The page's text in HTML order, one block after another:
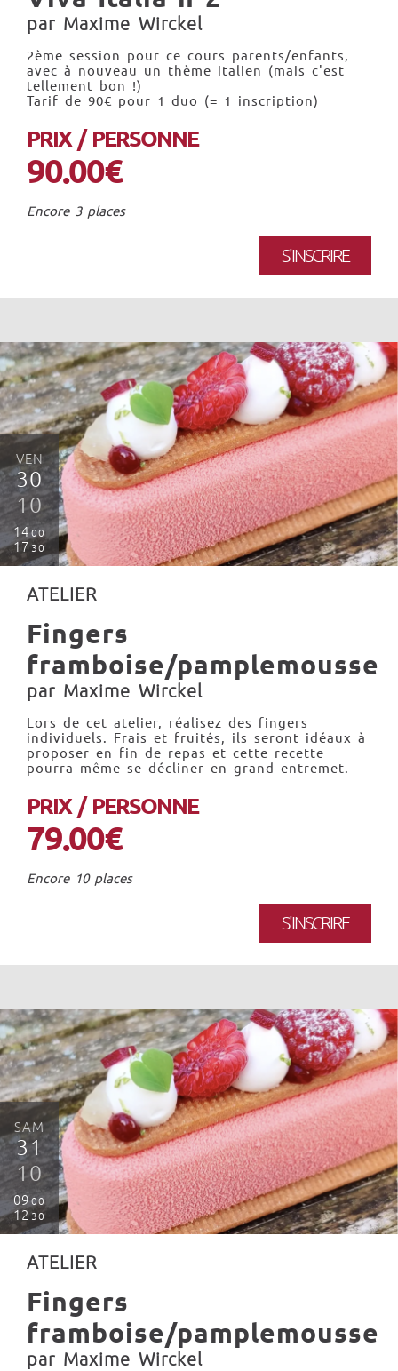
par Maxime Wirckel
2ème session pour ce cours parents/enfants,
avec à nouveau un thème italien (mais c'est
tellement bon !)
Tarif de 90€ pour 1 duo (= 1 inscription)
PRIX / PERSONNE
90.00€
Encore 3 places
S'INSCRIRE
VEN
30
10
14 00
1730
ATELIER
Fingers
framboise/pamplemousse
par Maxime Wirckel
Lors de cet atelier, réalisez des fingers
individuels. Frais et fruités, ils seront idéaux à
proposer en fin de repas et cette recette
pourra même se décliner en grand entremet.
PRIX / PERSONNE
79.00€
Encore 10 places
S'INSCRIRE
SAM
31
10
09 00
1230
ATELIER
Fingers
framboise/pamplemousse
par Maxime Wirckel